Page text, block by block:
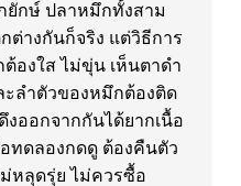
ยักษ์ ปลาหมึกทั้งสาม
างกันก็จริง แต่วิธีการ
องใส ไม่ขุ่น เห็นตาดำ
ะลำตัวของหมึกต้องติด
ออกจากกันได้ยากเนื้อ
ทดลองกดดู ต้องคืนตัว
หลุดรุ่ย ไม่ควรซื้อ